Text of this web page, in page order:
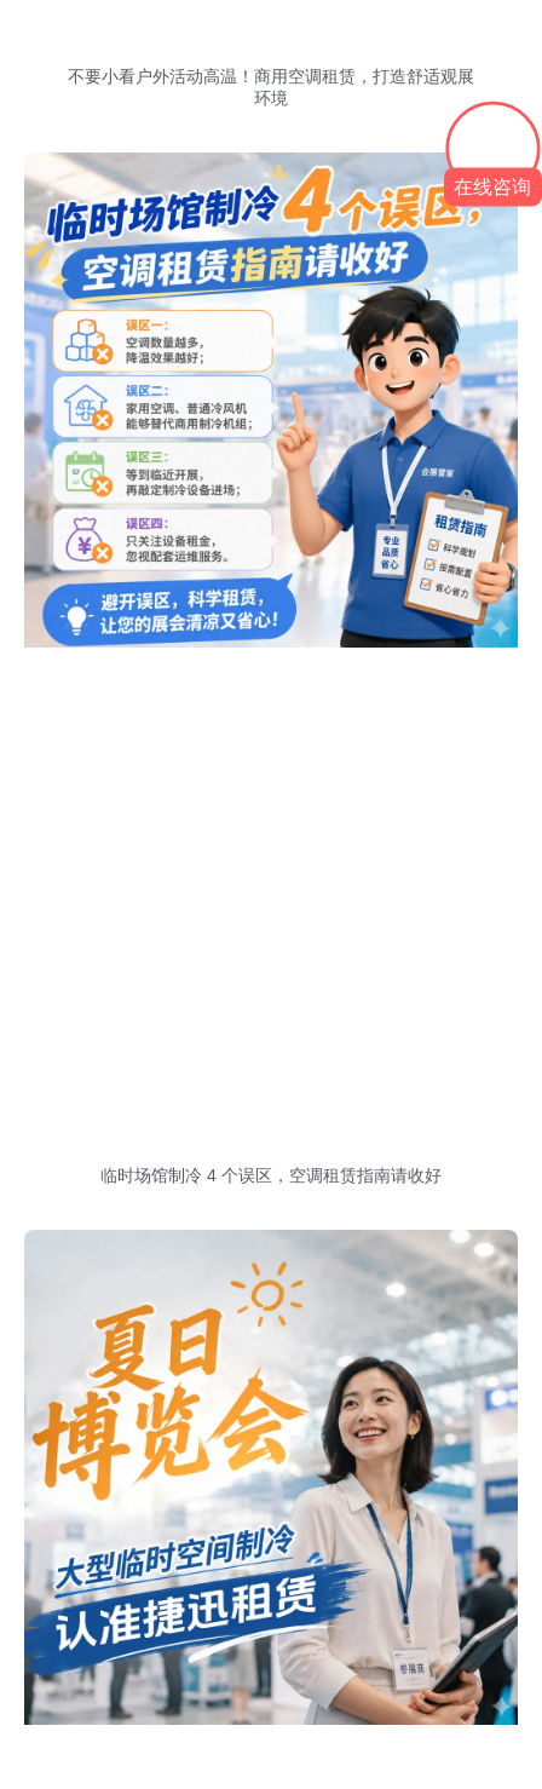
不要小看户外活动高温！商用空调租赁，打造舒适观展
环境
临时场馆制冷 4 个误区，空调租赁指南请收好
在线咨询